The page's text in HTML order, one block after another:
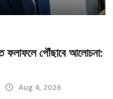
ফলাফলে পৌঁছাবে আলোচনা:
Aug 4, 2026